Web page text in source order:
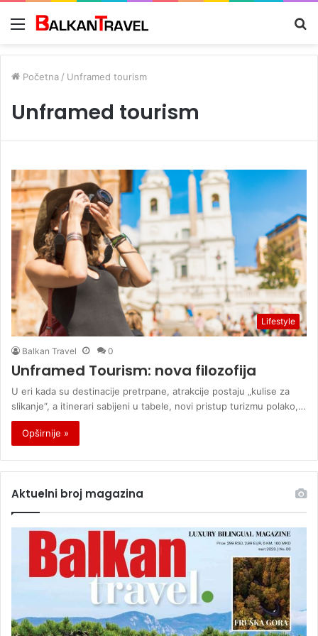
Meni
Početna / Unframed tourism
Unframed tourism
Lifestyle
Balkan Travel 0
Unframed Tourism: nova filozofija
U eri kada su destinacije pretrpane, atrakcije postaju „kulise za
slikanje“, a itinerari sabijeni u tabele, novi pristup turizmu polako,…
Opširnije »
Aktuelni broj magazina